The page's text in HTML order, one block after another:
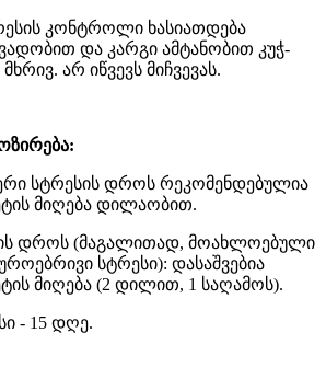
კონტროლი ხასიათდება
და კარგი ამტანობით კუჭ-
არ იწვევს მიჩვევას.
სტრესის დროს რეკომენდებულია
მიღება დილაობით.
დროს (მაგალითად, მოახლოებული
სტრესი): დასაშვებია
მიღება (2 დილით, 1 საღამოს).
- 15 დღე.